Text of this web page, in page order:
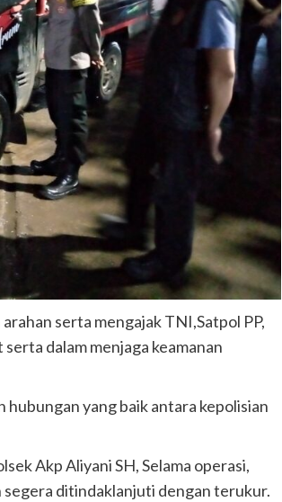
serta mengajak TNI,Satpol PP,
dalam menjaga keamanan
hubungan yang baik antara kepolisian
Akp Aliyani SH, Selama operasi,
segera ditindaklanjuti dengan terukur.